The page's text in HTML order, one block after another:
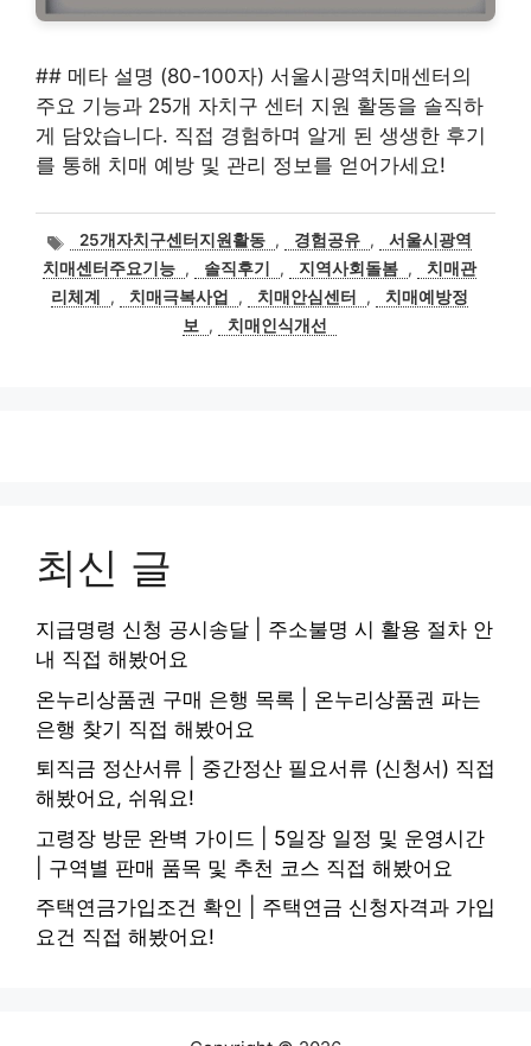
## 메타 설명 (80-100자) 서울시광역치매센터의
주요 기능과 25개 자치구 센터 지원 활동을 솔직하
게 담았습니다. 직접 경험하며 알게 된 생생한 후기
를 통해 치매 예방 및 관리 정보를 얻어가세요!
태
그
25개자치구센터지원활동 , 경험공유 ,
서울시광역
치매센터주요기능 , 솔직후기 , 지역사회돌봄 ,
치매관
리체계
, 치매극복사업 , 치매안심센터 ,
치매예방정
보
, 치매인식개선
최신 글
지급명령 신청 공시송달 | 주소불명 시 활용 절차 안
내 직접 해봤어요
온누리상품권 구매 은행 목록 | 온누리상품권 파는
은행 찾기 직접 해봤어요
퇴직금 정산서류 | 중간정산 필요서류 (신청서) 직접
해봤어요, 쉬워요!
고령장 방문 완벽 가이드 | 5일장 일정 및 운영시간
| 구역별 판매 품목 및 추천 코스 직접 해봤어요
주택연금가입조건 확인 | 주택연금 신청자격과 가입
요건 직접 해봤어요!